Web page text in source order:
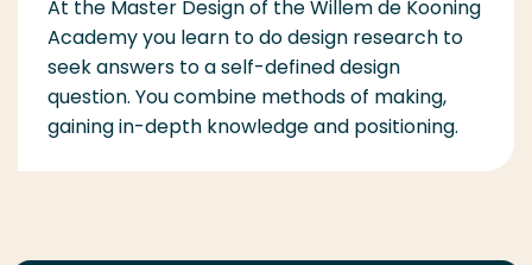
At the Master Design of the Willem de Kooning
Academy you learn to do design research to
seek answers to a self-defined design
question. You combine methods of making,
gaining in-depth knowledge and positioning.